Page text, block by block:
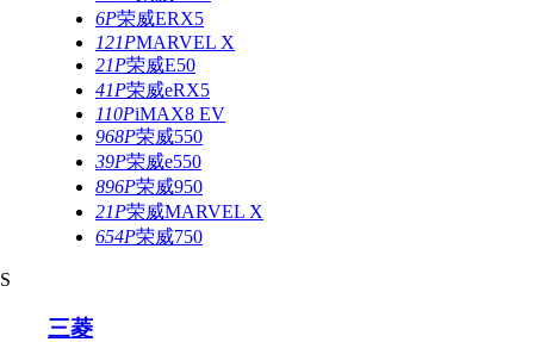
6P荣威ERX5
121PMARVEL X
21P荣威E50
41P荣威eRX5
110PiMAX8 EV
968P荣威550
39P荣威e550
896P荣威950
21P荣威MARVEL X
654P荣威750
S
三菱